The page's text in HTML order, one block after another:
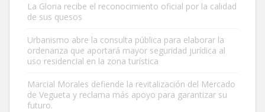
Este gato macho ha aparecido en la calle hace menos de un mes,
Leales.org » Gran Canaria | 9.7.2025
La Gloria recibe el reconocimiento oficial por la calidad
de sus quesos
Urbanismo abre la consulta pública para elaborar la
ordenanza que aportará mayor seguridad jurídica al
uso residencial en la zona turística
Marcial Morales defiende la revitalización del Mercado
de Vegueta y reclama más apoyo para garantizar su
futuro.